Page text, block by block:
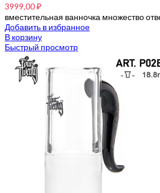
3999,00₽
вместительная ванночка множество
Добавить в избранное
В корзину
Быстрый просмотр